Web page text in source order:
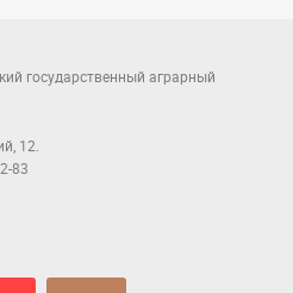
государственный аграрный
12.
83